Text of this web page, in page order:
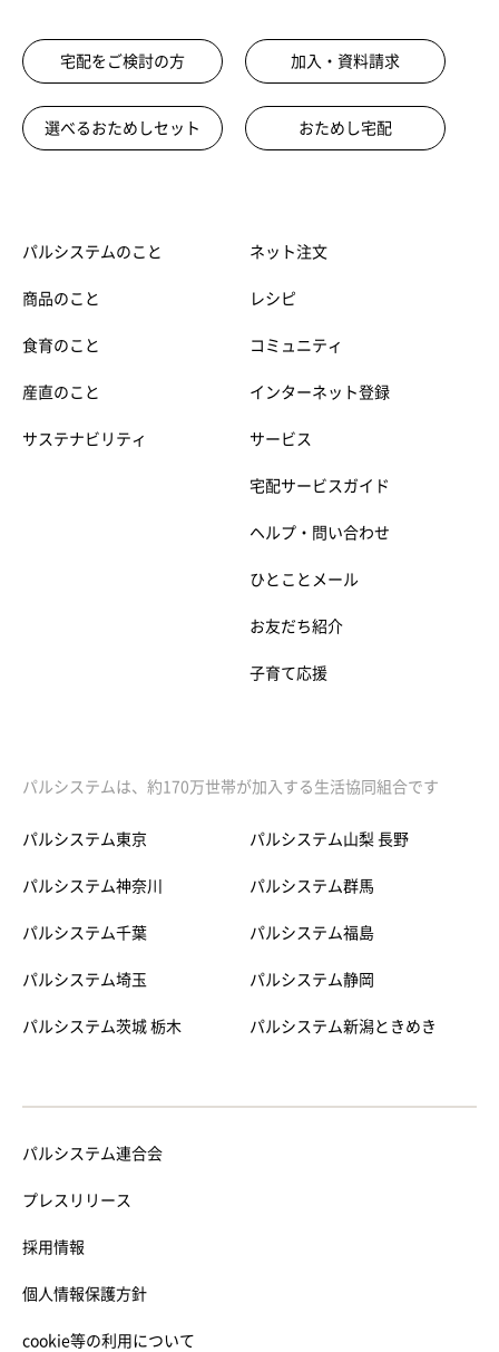
宅配をご検討の方 加入・資料請求
選べるおためしセット おためし宅配
パルシステムのこと
商品のこと
食育のこと
産直のこと
サステナビリティ
ネット注文
レシピ
コミュニティ
インターネット登録
サービス
宅配サービスガイド
ヘルプ・問い合わせ
ひとことメール
お友だち紹介
子育て応援
パルシステムは、約170万世帯が加入する生活協同組合です
パルシステム東京
パルシステム神奈川
パルシステム千葉
パルシステム埼玉
パルシステム茨城 栃木
パルシステム山梨 長野
パルシステム群馬
パルシステム福島
パルシステム静岡
パルシステム新潟ときめき
パルシステム連合会
プレスリリース
採用情報
個人情報保護方針
cookie等の利用について